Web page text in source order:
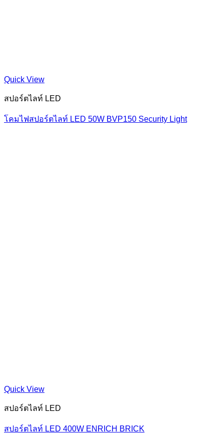
Quick View
สปอร์ตไลท์ LED
โคมไฟสปอร์ตไลท์ LED 50W BVP150 Security Light
Quick View
สปอร์ตไลท์ LED
สปอร์ตไลท์ LED 400W ENRICH BRICK